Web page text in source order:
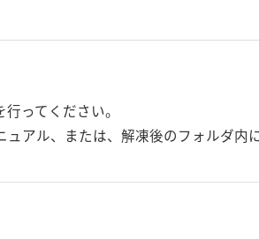
ってください。
アル、または、解凍後のフォルダ内